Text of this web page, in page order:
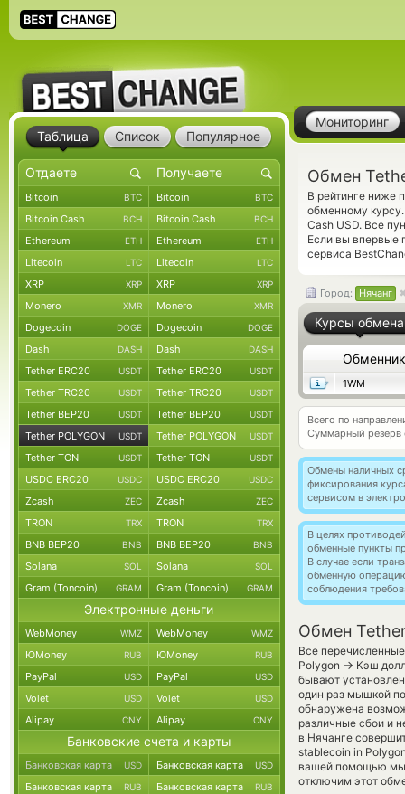
Мониторинг
Обмен
В рейтинге ниже
обменному
Cash USD. Все
Если вы впервые
сервиса
Город: Нячанг
Курсы обмена
Обменник
1WM
Всего по
Суммарный резерв
Обмены наличных
фиксирования
сервисом в
В целях
обменные пункты
В случае если
обменную
соблюдения
Обмен Tether
Все
Polygon → Кэш
бывают
один раз мышкой
обнаружена
различные сбои и
в Нячанге
stablecoin in
вашей помощью мы
отключим этот
Таблица Список Популярное
Bitcoin BTC Bitcoin BTC
Bitcoin Cash BCH Bitcoin Cash BCH
Ethereum ETH Ethereum ETH
Litecoin LTC Litecoin LTC
XRP XRP XRP XRP
Monero XMR Monero XMR
Dogecoin DOGE Dogecoin DOGE
Dash DASH Dash DASH
Tether ERC20 USDT Tether ERC20 USDT
Tether TRC20 USDT Tether TRC20 USDT
Tether BEP20 USDT Tether BEP20 USDT
Tether POLYGON USDT Tether POLYGON USDT
Tether TON USDT Tether TON USDT
USDC ERC20 USDC USDC ERC20 USDC
Zcash ZEC Zcash ZEC
TRON TRX TRON TRX
BNB BEP20 BNB BNB BEP20 BNB
Solana SOL Solana SOL
Gram (Toncoin) GRAM Gram (Toncoin) GRAM
Электронные деньги
WebMoney WMZ WebMoney WMZ
ЮMoney RUB ЮMoney RUB
PayPal USD PayPal USD
Volet USD Volet USD
Alipay CNY Alipay CNY
Банковские счета и карты
Банковская карта USD Банковская карта USD
Банковская карта RUB Банковская карта RUB